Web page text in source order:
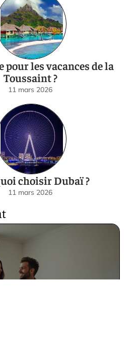
pour les vacances de la
Toussaint ?
11 mars 2026
choisir Dubaï ?
11 mars 2026
à l’étranger :